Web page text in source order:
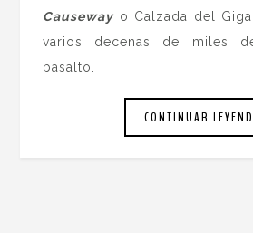
Causeway o Calzada del
varios decenas de miles
basalto.
CONTINUAR